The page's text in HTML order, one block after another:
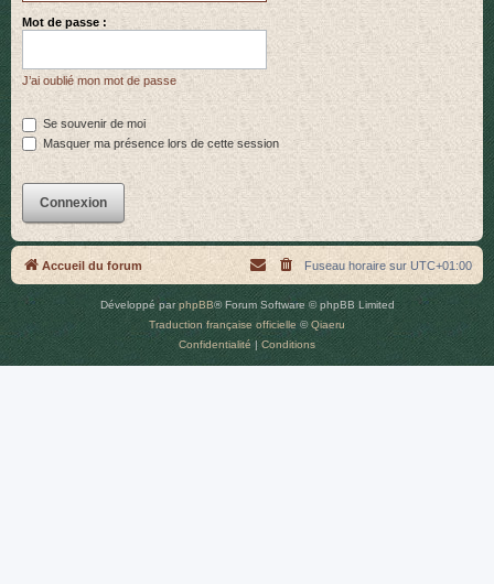
Mot de passe :
J’ai oublié mon mot de passe
Se souvenir de moi
Masquer ma présence lors de cette session
Accueil du forum Fuseau horaire sur UTC+01:00
Développé parphpBB® Forum Software © phpBB Limited
Traduction française officielle ©Qiaeru
Confidentialité |Conditions